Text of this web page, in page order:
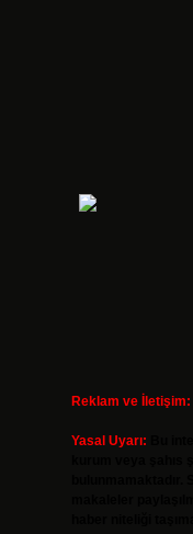
Reklam ve İletişim:
Yasal Uyarı: